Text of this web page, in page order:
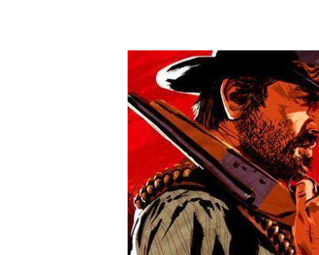
7. MISSÕES DISPONÍVEIS EM RED
8. DURAÇÃO DE UM DIA EM RED DEAD
PERGUNTAS FREQUENTES (FAQS)
1. QUAL A DIFERENÇA ENTRE O
2. HÁ ALGUMA RECOMPENSA
DEAD REDEMPTION 2?
CONCLUSÃO